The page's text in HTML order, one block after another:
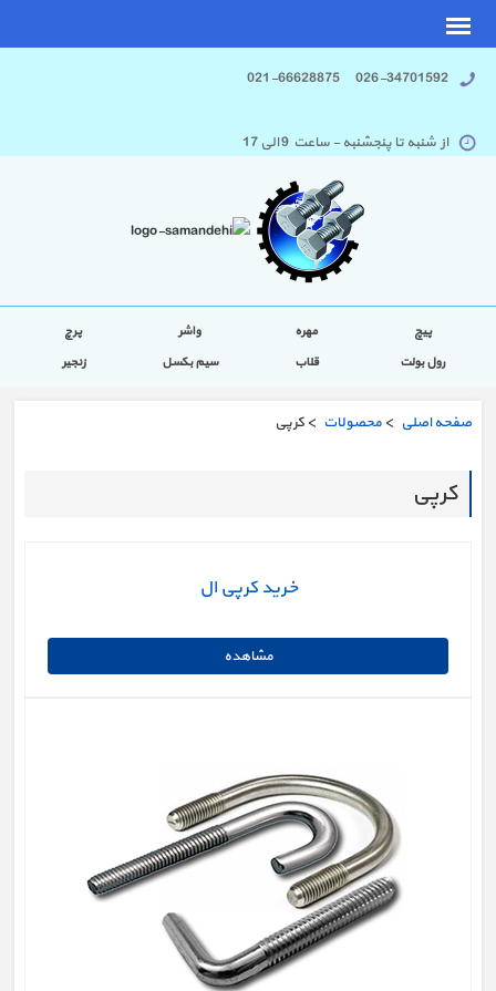
026-34701592 021-66628875
از شنبه تا پنجشنبه - ساعت 9 الی 17
پیچ مهره واشر
پرچ
رول بولت
قلاب سیم بکسل زنجیر
صفحه اصلی > محصولات > کرپی
کرپی
خرید کرپی ال